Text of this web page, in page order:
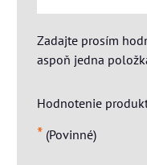
Zadajte prosím
aspoň jedna
Hodnotenie
* (Povinné)